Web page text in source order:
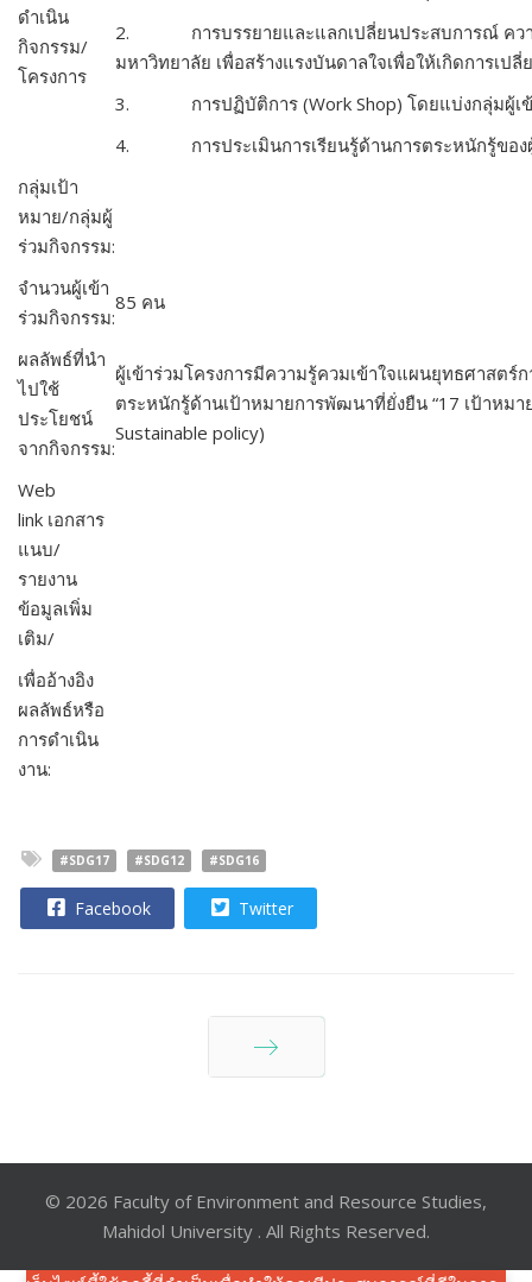
ดำเนิน
กิจกรรม/
โครงการ
2. การบรรยายและแลกเปลี่ยนประสบการณ์ ควา
มหาวิทยาลัย เพื่อสร้างแรงบันดาลใจเพื่อให้เกิดการเ
3. การปฏิบัติการ (Work Shop) โดยแบ่งกลุ่มผู้เข้า
4. การประเมินการเรียนรู้ด้านการตระหนักรู้ของผู้
กลุ่มเป้า
หมาย/กลุ่มผู้
ร่วมกิจกรรม:
จำนวนผู้เข้า
ร่วมกิจกรรม:
85 คน
ผลลัพธ์ที่นำ
ไปใช้
ประโยชน์
จากกิจกรรม:
ผู้เข้าร่วมโครงการมีความรู้ควมเข้าใจแผนยุทธศาสตร์
ตระหนักรู้ด้านเป้าหมายการพัฒนาที่ยั่งยืน “17 เป้าหมา
Sustainable policy)
Web
link เอกสาร
แนบ/
รายงาน
ข้อมูลเพิ่ม
เติม/
เพื่ออ้างอิง
ผลลัพธ์หรือ
การดำเนิน
งาน:
#SDG17 #SDG12 #SDG16
Facebook Twitter
© 2026 Faculty of Environment and Resource Studies,
Mahidol University . All Rights Reserved.